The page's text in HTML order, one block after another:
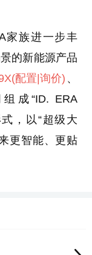
家族进一步丰
的新能源产品
(配置 |询价) 、
成“ID. ERA
，以“超级大
更智能、更贴